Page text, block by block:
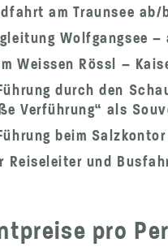
am Traunsee
Wolfgangsee
Weissen Rössl –
durch den
Verführung“ als
beim
Reiseleiter und
pro